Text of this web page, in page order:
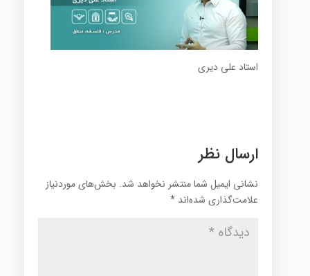
استاد علی دیری
ارسال نظر
نشانی ایمیل شما منتشر نخواهد شد. بخش‌های موردنیاز
علامت‌گذاری شده‌اند *